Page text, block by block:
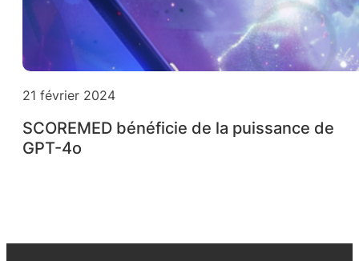
21 février 2024
SCOREMED bénéficie de la puissance de
GPT-4o